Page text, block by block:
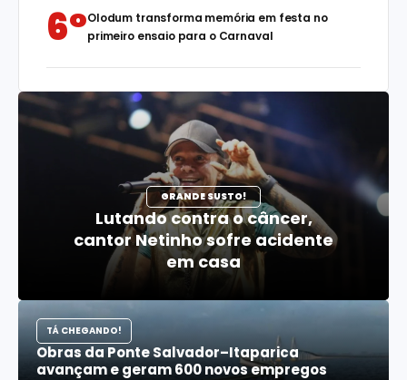
6°Olodum transforma memória em festa no
primeiro ensaio para o Carnaval
GRANDE SUSTO!
Lutando contra o câncer,
cantor Netinho sofre acidente
em casa
TÁ CHEGANDO!
Obras da Ponte Salvador–Itaparica
avançam e geram 600 novos empregos